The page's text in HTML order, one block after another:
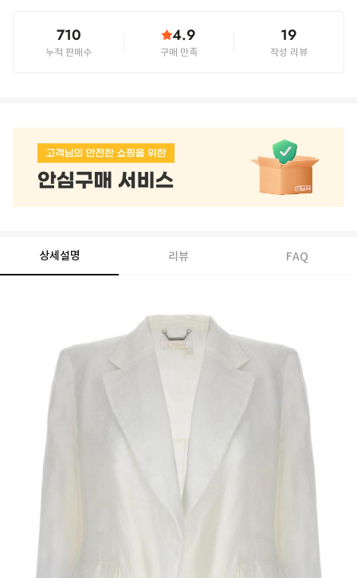
710
누적 판매수
4.9
구매 만족
19
작성 리뷰
상세설명 리뷰 FAQ